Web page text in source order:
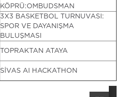
KÖPRÜ:OMBUDSMAN
3X3 BASKETBOL TURNUVASI:
SPOR VE DAYANIŞMA
BULUŞMASI
TOPRAKTAN ATAYA
SİVAS AI HACKATHON